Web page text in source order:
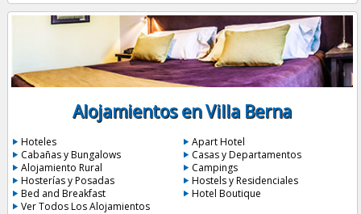
Alojamientos en Villa Berna
Hoteles
Apart Hotel
Cabañas y Bungalows
Casas y Departamentos
Alojamiento Rural
Campings
Hosterías y Posadas
Hostels y Residenciales
Bed and Breakfast
Hotel Boutique
Ver Todos Los Alojamientos